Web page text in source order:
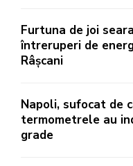
Furtuna de joi
întreruperi de
Râșcani
Napoli, sufocat de
termometrele au
grade